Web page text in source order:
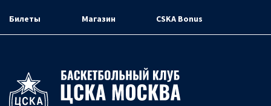
Билеты Магазин CSKA Bonus